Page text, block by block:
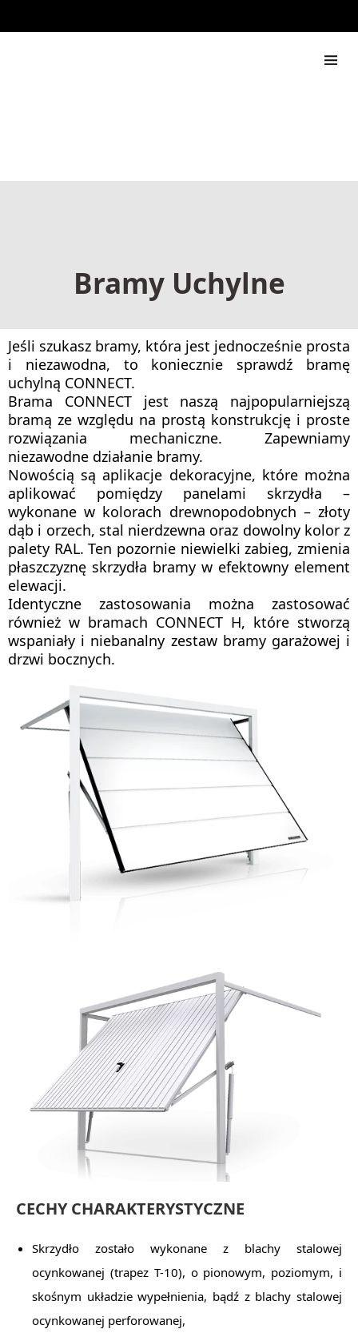
Bramy Uchylne
Jeśli szukasz bramy, która jest jednocześnie prosta
i niezawodna, to koniecznie sprawdź bramę
uchylną CONNECT.
Brama CONNECT jest naszą najpopularniejszą
bramą ze względu na prostą konstrukcję i proste
rozwiązania mechaniczne. Zapewniamy
niezawodne działanie bramy.
Nowością są aplikacje dekoracyjne, które można
aplikować pomiędzy panelami skrzydła –
wykonane w kolorach drewnopodobnych – złoty
dąb i orzech, stal nierdzewna oraz dowolny kolor z
palety RAL. Ten pozornie niewielki zabieg, zmienia
płaszczyznę skrzydła bramy w efektowny element
elewacji.
Identyczne zastosowania można zastosować
również w bramach CONNECT H, które stworzą
wspaniały i niebanalny zestaw bramy garażowej i
drzwi bocznych.
CECHY CHARAKTERYSTYCZNE
Skrzydło zostało wykonane z blachy stalowej
ocynkowanej (trapez T-10), o pionowym, poziomym, i
skośnym układzie wypełnienia, bądź z blachy stalowej
ocynkowanej perforowanej,